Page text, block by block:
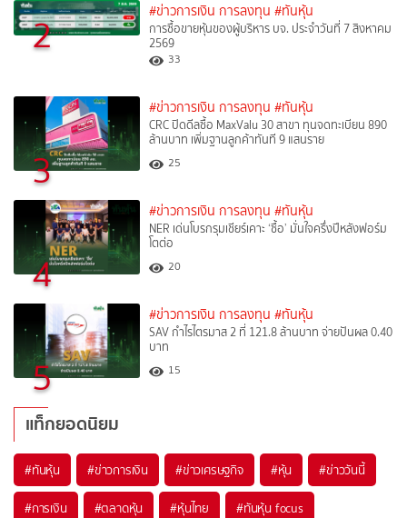
2 #ข่าวการเงิน การลงทุน #ทันหุ้น
การซื้อขายหุ้นของผู้บริหาร บจ. ประจำวันที่ 7 สิงหาคม
2569
33
3
#ข่าวการเงิน การลงทุน #ทันหุ้น
CRC ปิดดีลซื้อ MaxValu 30 สาขา ทุนจดทะเบียน 890
ล้านบาท เพิ่มฐานลูกค้าทันที 9 แสนราย
25
4
#ข่าวการเงิน การลงทุน #ทันหุ้น
NER เด่นโบรกรุมเชียร์เคาะ ‘ซื้อ’ มั่นใจครึ่งปีหลังฟอร์ม
โตต่อ
20
5
#ข่าวการเงิน การลงทุน #ทันหุ้น
SAV กำไรไตรมาส 2 ที่ 121.8 ล้านบาท จ่ายปันผล 0.40
บาท
15
แท็กยอดนิยม
#ทันหุ้น #ข่าวการเงิน #ข่าวเศรษฐกิจ #หุ้น #ข่าววันนี้
#การเงิน #ตลาดหุ้น #หุ้นไทย #ทันหุ้น focus